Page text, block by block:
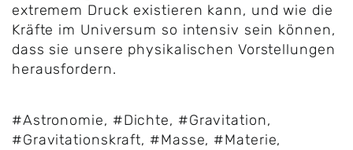
extremem Druck existieren kann, und wie die
Kräfte im Universum so intensiv sein können,
dass sie unsere physikalischen Vorstellungen
herausfordern.
#Astronomie, #Dichte, #Gravitation,
#Gravitationskraft, #Masse, #Materie,